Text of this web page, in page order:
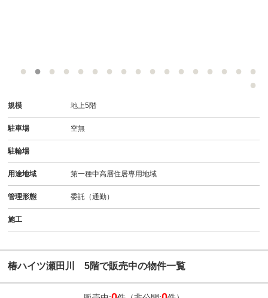
規模 地上5階
駐車場 空無
駐輪場
用途地域 第一種中高層住居専用地域
管理形態 委託（通勤）
施工
椿ハイツ瀬田川 5階で販売中の物件一覧